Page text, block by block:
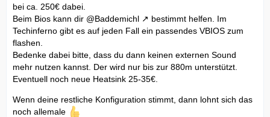
bei ca. 250€ dabei.
Beim Bios kann dir @Baddemichl
bestimmt helfen. Im
Techinferno gibt es auf jeden Fall ein passendes VBIOS zum
flashen.
Bedenke dabei bitte, dass du dann keinen externen Sound
mehr nutzen kannst. Der wird nur bis zur 880m unterstützt.
Eventuell noch neue Heatsink 25-35€.
Wenn deine restliche Konfiguration stimmt, dann lohnt sich das
noch allemale